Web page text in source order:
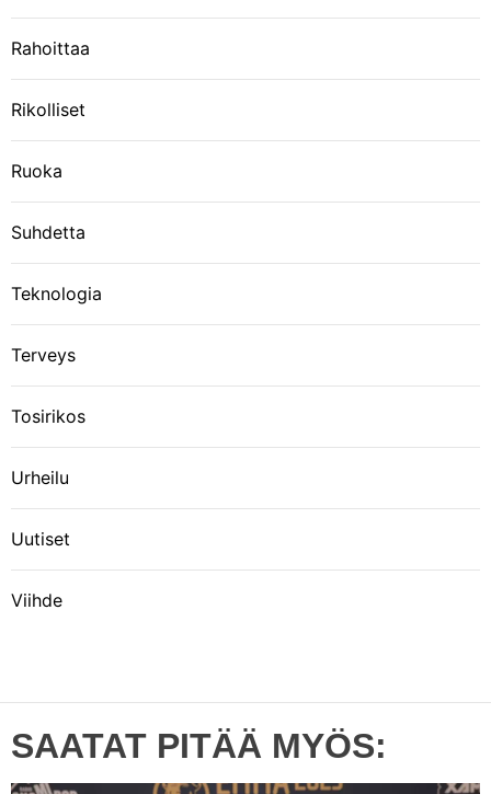
Rahoittaa
Rikolliset
Ruoka
Suhdetta
Teknologia
Terveys
Tosirikos
Urheilu
Uutiset
Viihde
SAATAT PITÄÄ MYÖS: